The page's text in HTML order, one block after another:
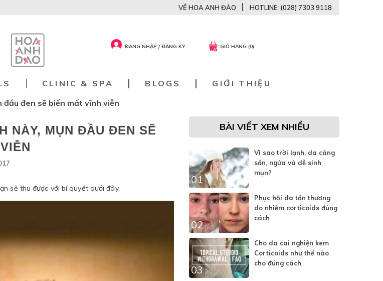
ĐĂNG NHẬP / ĐĂNG KÝ GIỎ HÀNG (0)
VỀ HOA ANH ĐÀO HOTLINE: (028) 7303 9118
CLINIC & SPA BLOGS
GIỚI THIỆU
đen sẽ biến mất vĩnh viễn
NÀY, MỤN ĐẦU ĐEN SẼ
sẽ thu được với bí quyết dưới đây.
BÀI VIẾT XEM NHIỀU
01
Vì sao trời lạnh, da càng
sần, ngứa và dễ sinh
mụn?
02
Phục hồi da tổn thương
do nhiễm corticoids đúng
cách
03
Cho da cai nghiện kem
Corticoids như thế nào
cho đúng cách